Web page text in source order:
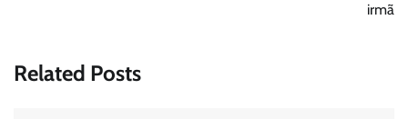
irmã
Related Posts